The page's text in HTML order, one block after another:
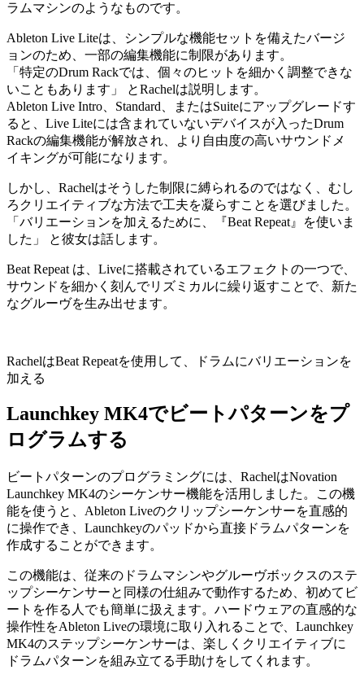
ラムマシンのようなものです。
Ableton Live Liteは、シンプルな機能セットを備えたバージ
ョンのため、一部の編集機能に制限があります。
「特定のDrum Rackでは、個々のヒットを細かく調整できな
いこともあります」 とRachelは説明します。
Ableton Live Intro、Standard、またはSuiteにアップグレードす
ると、Live Liteには含まれていないデバイスが入ったDrum
Rackの編集機能が解放され、より自由度の高いサウンドメ
イキングが可能になります。
しかし、Rachelはそうした制限に縛られるのではなく、むし
ろクリエイティブな方法で工夫を凝らすことを選びました。
「バリエーションを加えるために、『Beat Repeat』を使いま
した」 と彼女は話します。
Beat Repeat は、Liveに搭載されているエフェクトの一つで、
サウンドを細かく刻んでリズミカルに繰り返すことで、新た
なグルーヴを生み出せます。
RachelはBeat Repeatを使用して、ドラムにバリエーションを
加える
Launchkey MK4でビートパターンをプ
ログラムする
ビートパターンのプログラミングには、RachelはNovation
Launchkey MK4のシーケンサー機能を活用しました。この機
能を使うと、Ableton Liveのクリップシーケンサーを直感的
に操作でき、Launchkeyのパッドから直接ドラムパターンを
作成することができます。
この機能は、従来のドラムマシンやグルーヴボックスのステ
ップシーケンサーと同様の仕組みで動作するため、初めてビ
ートを作る人でも簡単に扱えます。ハードウェアの直感的な
操作性をAbleton Liveの環境に取り入れることで、Launchkey
MK4のステップシーケンサーは、楽しくクリエイティブに
ドラムパターンを組み立てる手助けをしてくれます。